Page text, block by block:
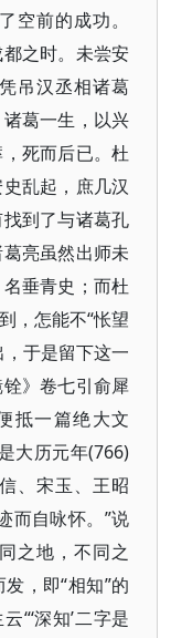
空前的成功。
之时。未尝安
吊汉丞相诸葛
葛一生，以兴
死而后已。杜
乱起，庶几汉
到了与诸葛孔
亮虽然出师未
垂青史；而杜
，怎能不“怅望
于是留下这一
》卷七引俞犀
抵一篇绝大文
大历元年(766)
、宋玉、王昭
而自咏怀。”说
之地，不同之
，即“相知”的
“‘深知’二字是